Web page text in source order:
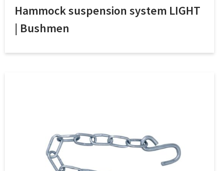
Hammock suspension system LIGHT
| Bushmen